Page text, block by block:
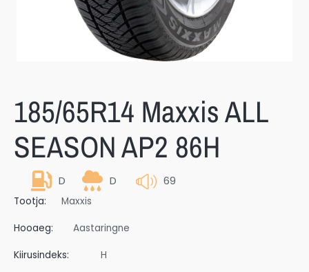
185/65R14 Maxxis ALL
SEASON AP2 86H
D D 69
Tootja: Maxxis
Hooaeg: Aastaringne
Kiirusindeks: H